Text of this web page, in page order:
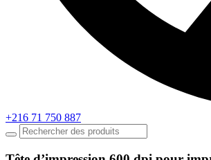
+216 71 750 887